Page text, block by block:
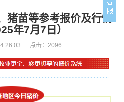
i
g
a
o
n
猪苗等参考报价及行情
年7月7日）
点击： 2096